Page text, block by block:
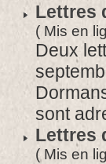
Lettres
( Mis en
Deux
sont
Lettres
( Mis en